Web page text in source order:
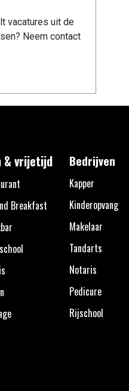
vacatures uit de
Neem contact
& vrijetijd
Breakfast
Bedrijven
Kapper
Kinderopvang
Makelaar
Tandarts
Notaris
Pedicure
Rijschool